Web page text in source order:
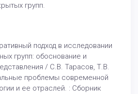
групп.
подход в исследовании
групп: обоснование и
/ С.В. Тарасов, Т.В.
проблемы современной
и ее отраслей. : Сборник